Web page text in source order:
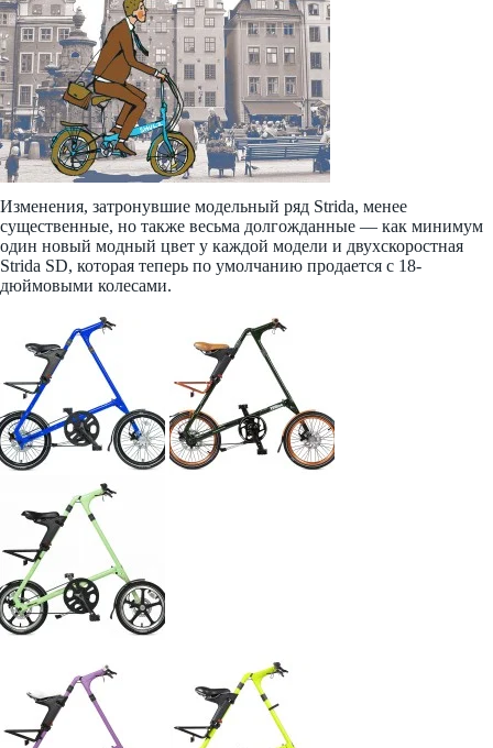
Изменения, затронувшие модельный ряд Strida, менее
существенные, но также весьма долгожданные — как минимум
один новый модный цвет у каждой модели и двухскоростная
Strida SD, которая теперь по умолчанию продается с 18-
дюймовыми колесами.